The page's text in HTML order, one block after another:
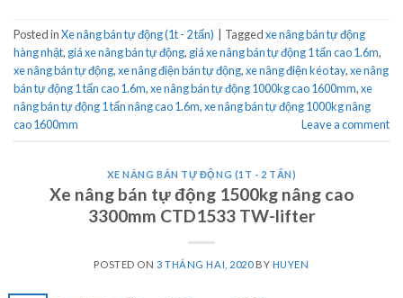
Posted inXe nâng bán tự động (1t - 2 tấn) Taggedxe nâng bán tự động
hàng nhật, giá xe nâng bán tự động, giá xe nâng bán tự động 1 tấn cao 1.6m,
xe nâng bán tự động,xe nâng điện bán tự động,xe nâng điện kéo tay,xe nâng
bán tự động 1 tấn cao 1.6m,xe nâng bán tự động 1000kg cao 1600mm,xe
nâng bán tự động 1 tấn nâng cao 1.6m,xe nâng bán tự động 1000kg nâng
cao 1600mm
Leave a comment
XE NÂNG BÁN TỰ ĐỘNG (1T - 2 TẤN)
Xe nâng bán tự động 1500kg nâng cao
3300mm CTD1533 TW-lifter
POSTED ON 3 THÁNG HAI, 2020BY HUYEN